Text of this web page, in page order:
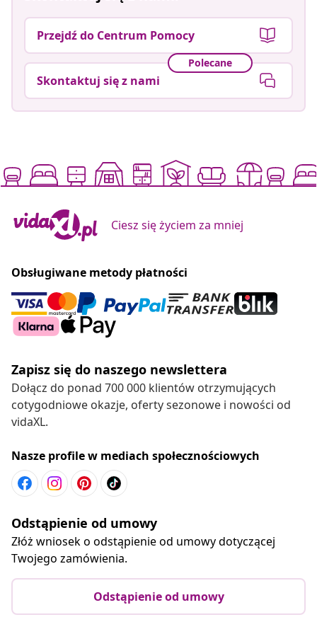
Przejdź do Centrum Pomocy
Polecane
Skontaktuj się z nami
Ciesz się życiem za mniej
Obsługiwane metody płatności
Zapisz się do naszego newslettera
Dołącz do ponad 700 000 klientów otrzymujących
cotygodniowe okazje, oferty sezonowe i nowości od
vidaXL.
Nasze profile w mediach społecznościowych
Odstąpienie od umowy
Złóż wniosek o odstąpienie od umowy dotyczącej
Twojego zamówienia.
Odstąpienie od umowy